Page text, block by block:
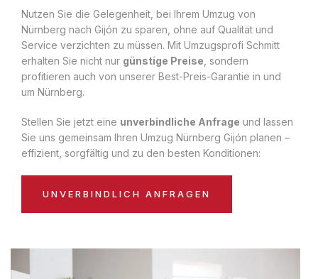
Nutzen Sie die Gelegenheit, bei Ihrem Umzug von
Nürnberg nach Gijón zu sparen, ohne auf Qualität und
Service verzichten zu müssen. Mit Umzugsprofi Schmitt
erhalten Sie nicht nur günstige Preise , sondern
profitieren auch von unserer Best-Preis-Garantie in und
um Nürnberg.
Stellen Sie jetzt eine unverbindliche Anfrage und lassen
Sie uns gemeinsam Ihren Umzug Nürnberg Gijón planen –
effizient, sorgfältig und zu den besten Konditionen:
UNVERBINDLICH ANFRAGEN